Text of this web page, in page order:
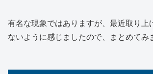
有名な現象ではありますが、最近取り上
ないように感じましたので、まとめてみ